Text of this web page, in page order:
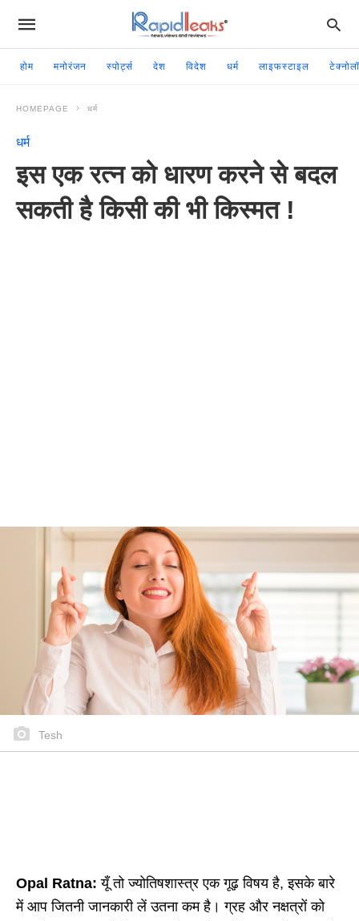
होम मनोरंजन स्पोर्ट्स देश विदेश धर्म लाइफस्टाइल
HOMEPAGE धर्म
धर्म
इस एक रत्न को धारण करने से बदल
सकती है किसी की भी किस्मत !
Tesh
Opal Ratna: यूँ तो ज्योतिषशास्त्र एक गूढ़ विषय है, इसके बारे
में आप जितनी जानकारी लें उतना कम है। ग्रह और नक्षत्रों को